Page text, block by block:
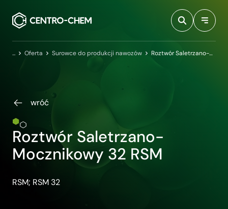
Centro-Chem
Oferta Surowce do produkcji nawozów Roztwór Saletrzano-Mocznikowy 32 RSM
wróć
Roztwór Saletrzano-
Mocznikowy 32 RSM
RSM; RSM 32